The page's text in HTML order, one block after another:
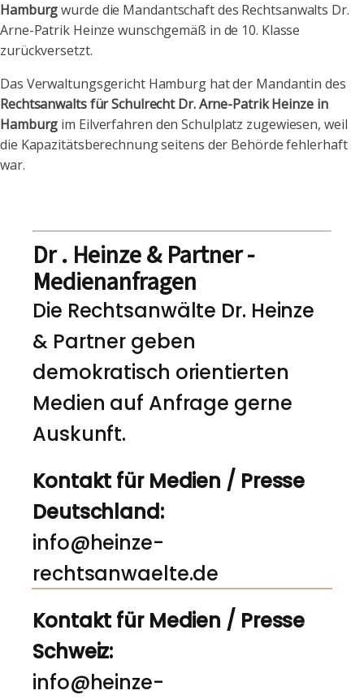
Hamburgwurde die Mandantschaft des Rechtsanwalts Dr.
Arne-Patrik Heinze wunschgemäß in de 10. Klasse
zurückversetzt.
Das Verwaltungsgericht Hamburg hat der Mandantin des
Rechtsanwalts für Schulrecht Dr. Arne-Patrik Heinze in
Hamburg im Eilverfahren den Schulplatz zugewiesen, weil
die Kapazitätsberechnung seitens der Behörde fehlerhaft
war.
Dr . Heinze & Partner -
Medienanfragen
Die Rechtsanwälte Dr. Heinze
& Partner geben
demokratisch orientierten
Medien auf Anfrage gerne
Auskunft.
Kontakt für Medien / Presse
Deutschland:
info@heinze-
rechtsanwaelte.de
Kontakt für Medien / Presse
Schweiz:
info@heinze-